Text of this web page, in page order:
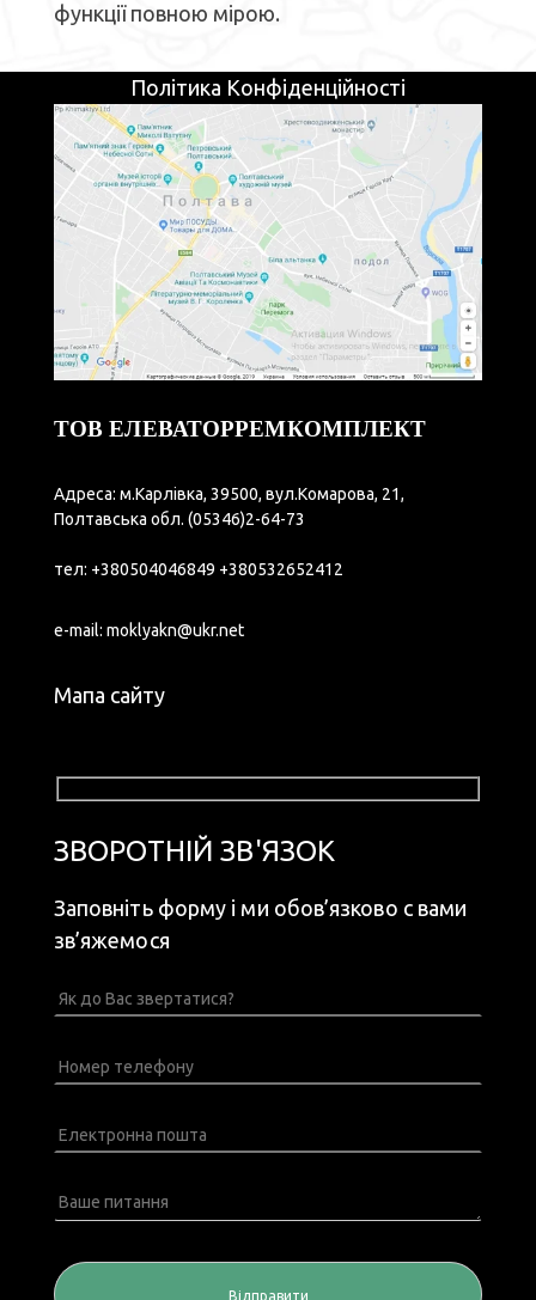
функції повною мірою.
Політика Конфіденційності
ТОВ ЕЛЕВАТОРРЕМКОМПЛЕКТ
Адреса: м.Карлівка, 39500, вул.Комарова, 21,
Полтавська обл. (05346)2-64-73
тел: +380504046849 +380532652412
e-mail: moklyakn@ukr.net
Мапа сайту
ЗВОРОТНІЙ ЗВ'ЯЗОК
Заповніть форму і ми обов’язково с вами
зв’яжемося